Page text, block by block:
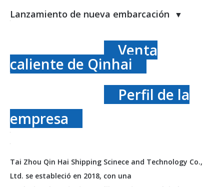
Lanzamiento de nueva embarcación ▼
Venta
caliente de Qinhai
Perfil de la
empresa
Tai Zhou Qin Hai Shipping Scinece and Technology Co.,
Ltd. se estableció en 2018, con una